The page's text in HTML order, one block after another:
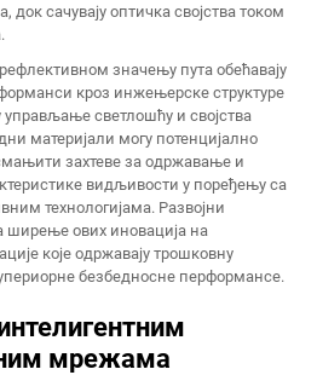
сачувају оптичка својства током
значењу пута обећавају
кроз инжењерске структуре
светлошћу и својства
материјали могу потенцијално
захтеве за одржавање и
видљивости у поређењу са
технологијама. Развојни
ширење ових иновација на
које одржавају трошковну
безбедносне перформансе.
мрежама